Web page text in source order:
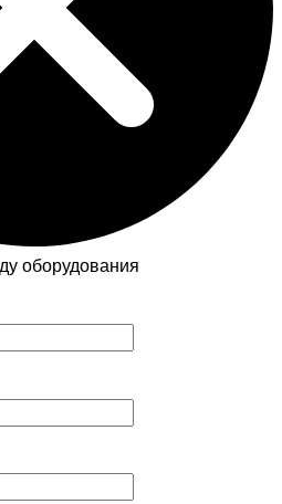
оборудования